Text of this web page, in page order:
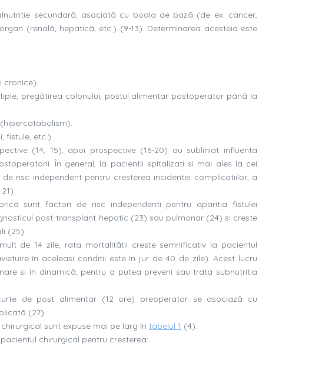
secundarã, asociatã cu boala de bazã (de ex. cancer,
(renalã, hepaticã, etc.) (9-13). Determinarea acesteia este
cronice).
pregãtirea colonului, postul alimentar postoperator pânã la
fistule, etc.).
(14, 15), apoi prospective (16-20) au subliniat influenta
În general, la pacientii spitalizati si mai ales la cei
risc independent pentru cresterea incidentei complicatiilor, a
sunt factori de risc independenti pentru aparitia fistulei
post-transplant hepatic (23) sau pulmonar (24) si creste
(25).
de 14 zile, rata mortalitãtii creste semnificativ la pacientul
în aceleasi conditii este în jur de 40 de zile). Acest lucru
si în dinamicã, pentru a putea preveni sau trata subnutritia
de post alimentar (12 ore) preoperator se asociazã cu
(27).
sunt expuse mai pe larg în tabelul 1 (4).
chirurgical pentru cresterea: